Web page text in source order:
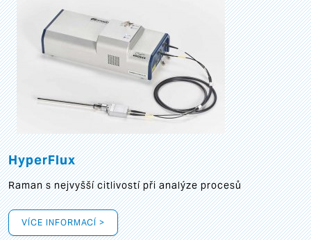
HyperFlux
Raman s nejvyšší citlivostí při analýze procesů
VÍCE INFORMACÍ >